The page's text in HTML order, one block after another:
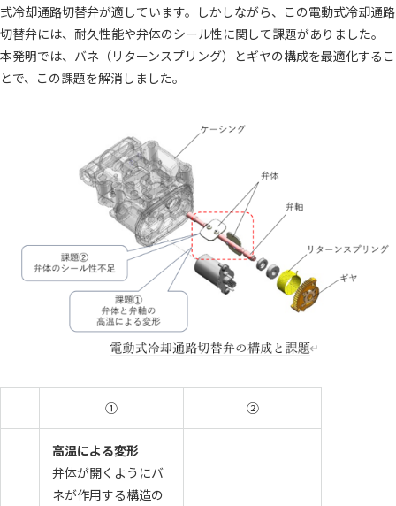
IRに関するお問い合わせ 電子公告
ディスクロージャーポリシー 免責事項
English お問い合わせ
式冷却通路切替弁が適しています。しかしながら、この電動式冷却通路
切替弁には、耐久性能や弁体のシール性に関して課題がありました。
本発明では、バネ（リターンスプリング）とギヤの構成を最適化するこ
とで、この課題を解消しました。
① ②
高温による変形
弁体が開くようにバ
ネが作用する構造の